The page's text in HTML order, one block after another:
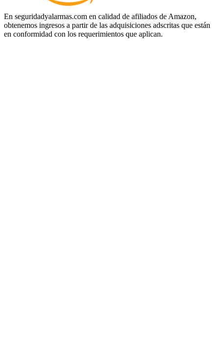
En seguridadyalarmas.com en calidad de afiliados de Amazon,
obtenemos ingresos a partir de las adquisiciones adscritas que están
en conformidad con los requerimientos que aplican.